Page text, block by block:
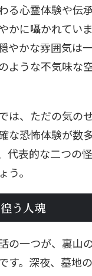
る心霊体験や伝
かに囁かれてい
やかな雰囲気は
ような不気味な
は、ただの気の
な恐怖体験が数
代表的な二つの
う。
う人魂
の一つが、裏山
す。深夜、墓地